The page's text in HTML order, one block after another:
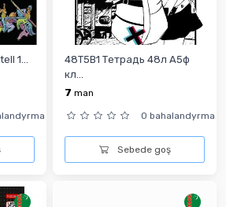
1...
48Т5В1 Тетрадь 48л А5ф
кл...
7 man
0 bahalandyrma
Sebede goş